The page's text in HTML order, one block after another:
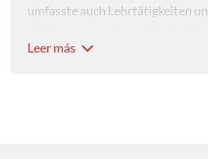
umfasste auch Lehrtätigkeiten
Nach Abschluss ihrer Residency-
Leer más